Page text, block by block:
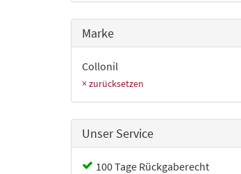
Marke
Collonil
× zurücksetzen
Unser Service
100 Tage Rückgaberecht